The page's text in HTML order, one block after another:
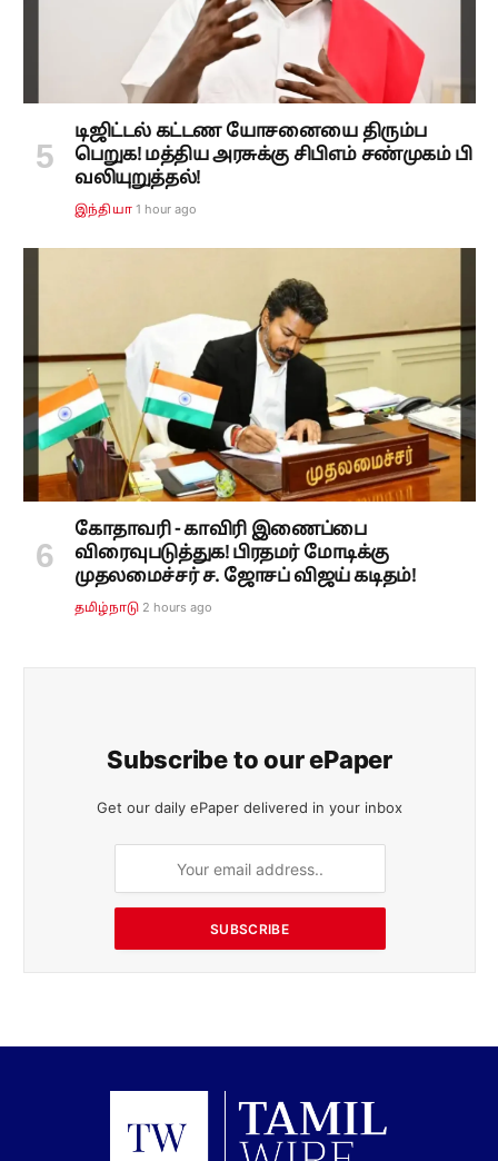
டிஜிட்டல் கட்டண யோசனையை திரும்ப
பெறுக! மத்திய அரசுக்கு சிபிஎம் சண்முகம் பி
வலியுறுத்தல்!
இந்தியா 1 hour ago
கோதாவரி - காவிரி இணைப்பை
விரைவுபடுத்துக! பிரதமர் மோடிக்கு
முதலமைச்சர் ச. ஜோசப் விஜய் கடிதம்!
தமிழ்நாடு 2 hours ago
Subscribe to our ePaper
Get our daily ePaper delivered in your inbox
SUBSCRIBE